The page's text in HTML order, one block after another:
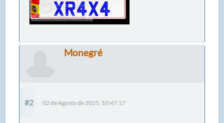
Monegré
#2 02 de Agosto de 2025, 10:47:17